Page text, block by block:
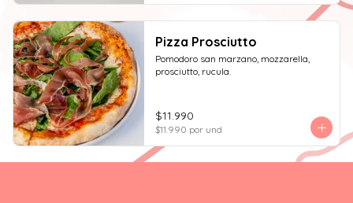
Pizza Prosciutto
Pomodoro san marzano, mozzarella,
prosciutto, rucula.
$11.990
$11.990 por und